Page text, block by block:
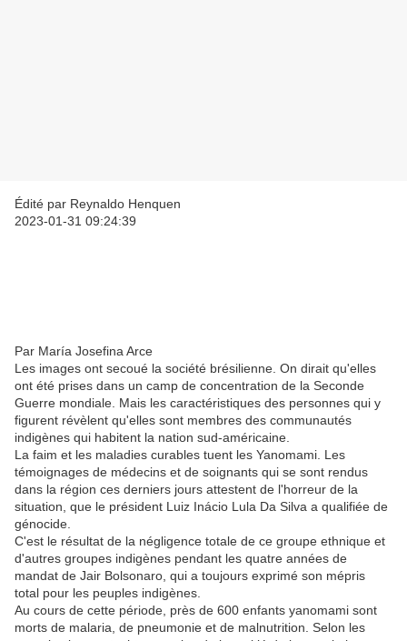
Édité par Reynaldo Henquen
2023-01-31 09:24:39
Par María Josefina Arce
Les images ont secoué la société brésilienne. On dirait qu'elles
ont été prises dans un camp de concentration de la Seconde
Guerre mondiale. Mais les caractéristiques des personnes qui y
figurent révèlent qu'elles sont membres des communautés
indigènes qui habitent la nation sud-américaine.
La faim et les maladies curables tuent les Yanomami. Les
témoignages de médecins et de soignants qui se sont rendus
dans la région ces derniers jours attestent de l'horreur de la
situation, que le président Luiz Inácio Lula Da Silva a qualifiée de
génocide.
C'est le résultat de la négligence totale de ce groupe ethnique et
d'autres groupes indigènes pendant les quatre années de
mandat de Jair Bolsonaro, qui a toujours exprimé son mépris
total pour les peuples indigènes.
Au cours de cette période, près de 600 enfants yanomami sont
morts de malaria, de pneumonie et de malnutrition. Selon les